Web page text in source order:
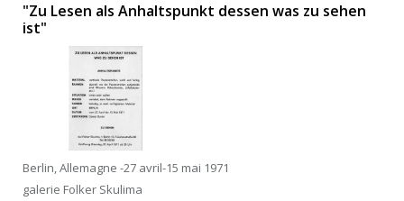
"Zu Lesen als Anhaltspunkt dessen was zu sehen
ist"
Berlin, Allemagne -27 avril-15 mai 1971
galerie Folker Skulima